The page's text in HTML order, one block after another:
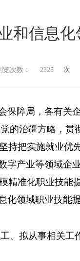
和信息
览次数： 2325 次
保障局 ，各有关
的治疆方略，
坚持把实施就业优
字产业等领域企
精准化职业技能
领域职业技能
、 拟从事相关工